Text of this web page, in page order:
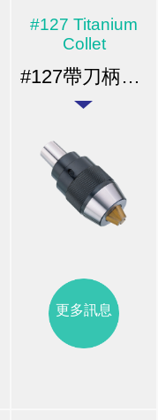
#127 Titanium
Collet
#127帶刀柄式夾頭 / 重型及特重型系列
更多訊息